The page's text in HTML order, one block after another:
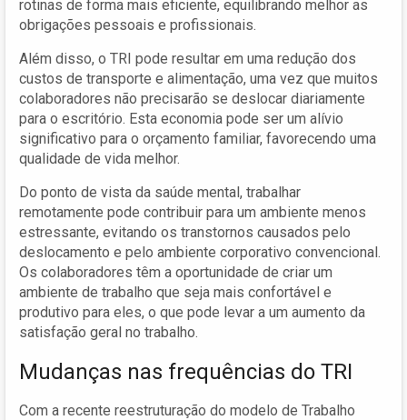
rotinas de forma mais eficiente, equilibrando melhor as
obrigações pessoais e profissionais.
Além disso, o TRI pode resultar em uma redução dos
custos de transporte e alimentação, uma vez que muitos
colaboradores não precisarão se deslocar diariamente
para o escritório. Esta economia pode ser um alívio
significativo para o orçamento familiar, favorecendo uma
qualidade de vida melhor.
Do ponto de vista da saúde mental, trabalhar
remotamente pode contribuir para um ambiente menos
estressante, evitando os transtornos causados pelo
deslocamento e pelo ambiente corporativo convencional.
Os colaboradores têm a oportunidade de criar um
ambiente de trabalho que seja mais confortável e
produtivo para eles, o que pode levar a um aumento da
satisfação geral no trabalho.
Mudanças nas frequências do TRI
Com a recente reestruturação do modelo de Trabalho